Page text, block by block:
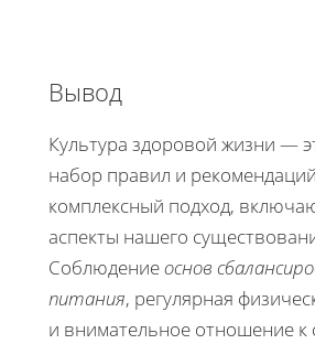
Вывод
Культура здоровой жизни —
набор правил и
комплексный подход,
аспекты нашего
Соблюдениеоснов
питания, регулярная
и внимательное отношение к